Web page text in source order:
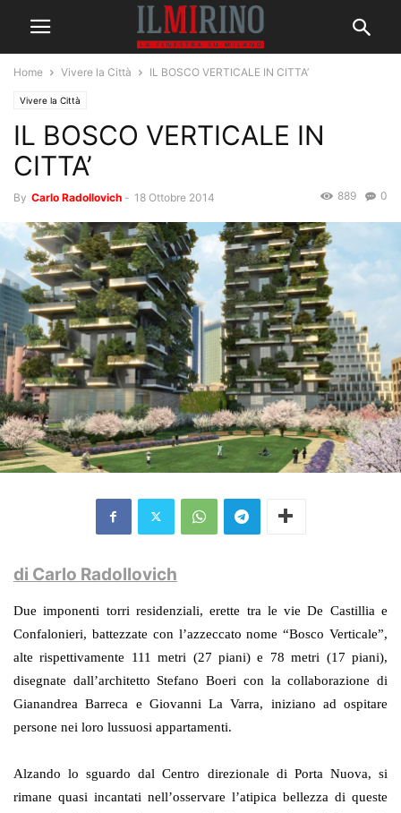
Home Vivere la Città IL BOSCO VERTICALE IN CITTA’
Vivere la Città
IL BOSCO VERTICALE IN
CITTA’
By Carlo Radollovich - 18 Ottobre 2014 0
889
di Carlo Radollovich
Due imponenti torri residenziali, erette tra le vie De Castillia e
Confalonieri, battezzate con l’azzeccato nome “Bosco Verticale”,
alte rispettivamente 111 metri (27 piani) e 78 metri (17 piani),
disegnate dall’architetto Stefano Boeri con la collaborazione di
Gianandrea Barreca e Giovanni La Varra, iniziano ad ospitare
persone nei loro lussuosi appartamenti.
Alzando lo sguardo dal Centro direzionale di Porta Nuova, si
rimane quasi incantati nell’osservare l’atipica bellezza di queste